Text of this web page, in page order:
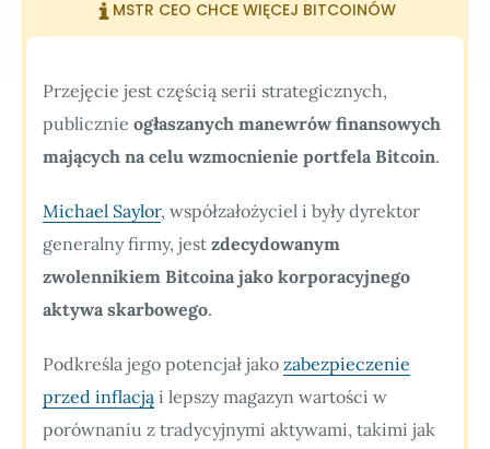
MSTR CEO CHCE WIĘCEJ BITCOINÓW
Przejęcie jest częścią serii strategicznych,
publicznie ogłaszanych manewrów finansowych
mających na celu wzmocnienie portfela Bitcoin.
Michael Saylor, współzałożyciel i były dyrektor
generalny firmy, jest zdecydowanym
zwolennikiem Bitcoina jako korporacyjnego
aktywa skarbowego.
Podkreśla jego potencjał jako zabezpieczenie
przed inflacją i lepszy magazyn wartości w
porównaniu z tradycyjnymi aktywami, takimi jak